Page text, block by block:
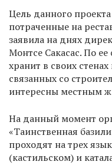
Цель данного
потраченные на
заявила на днях
Монтсе Сакасас. По
хранит в своих
связанных со
интересны местным
На данный момент
«Таинственная
проходят на трех
(кастильском) и